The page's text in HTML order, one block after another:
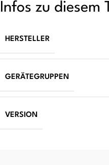
Infos zu diesem
HERSTELLER
GERÄTEGRUPPEN
VERSION